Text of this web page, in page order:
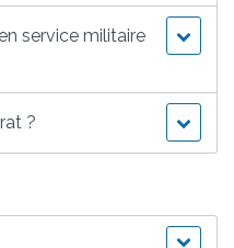
service militaire
?